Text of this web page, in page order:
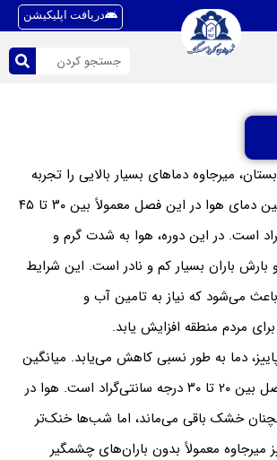
دریافت اپلیکیشن
میرجاوه دماهای بسیار بالایی را تجربه
می‌کند. میانگین دمای هوا در این فصل معمولاً بین ۳۰ تا ۴۵
است. در این دوره، هوا به شدت گرم و
باران بسیار کم و نادر است. این شرایط
می‌شود که نیاز به تامین آب و
مردم منطقه افزایش یابد.
پاییز، دما به طور نسبی کاهش می‌یابد. میانگین
دما در این فصل بین ۲۰ تا ۳۰ درجه سانتی‌گراد است. هوا در
خشک باقی می‌ماند، اما شب‌ها خنک‌تر
میرجاوه معمولاً بدون باران‌های چشمگیر